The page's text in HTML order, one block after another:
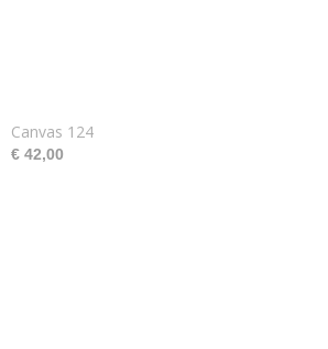
Canvas 124
€ 42,00